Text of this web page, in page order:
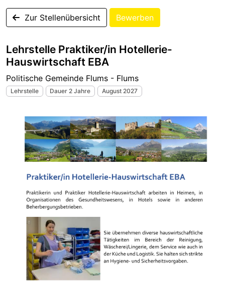
Zur Stellenübersicht Bewerben
Lehrstelle Praktiker/in Hotellerie-
Hauswirtschaft EBA
Politische Gemeinde Flums - Flums
Lehrstelle Dauer 2 Jahre August 2027